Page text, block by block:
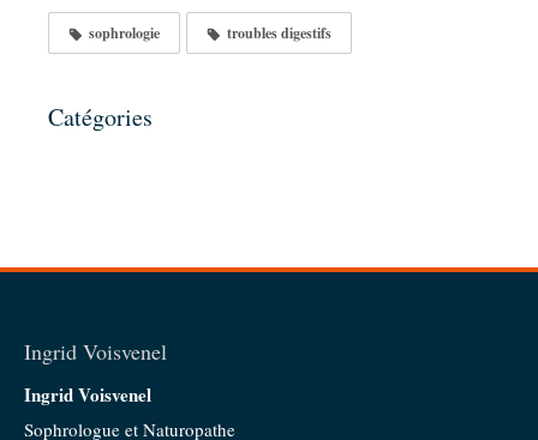
sophrologie troubles digestifs
Catégories
Ingrid Voisvenel
Ingrid Voisvenel
Sophrologue et Naturopathe